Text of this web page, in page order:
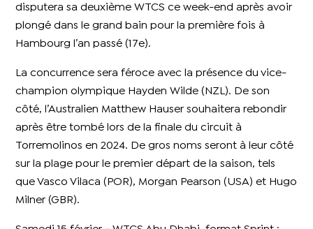
disputera sa deuxième WTCS ce week-end après avoir
plongé dans le grand bain pour la première fois à
Hambourg l’an passé (17e).
La concurrence sera féroce avec la présence du vice-
champion olympique Hayden Wilde (NZL). De son
côté, l’Australien Matthew Hauser souhaitera rebondir
après être tombé lors de la finale du circuit à
Torremolinos en 2024. De gros noms seront à leur côté
sur la plage pour le premier départ de la saison, tels
que Vasco Vilaca (POR), Morgan Pearson (USA) et Hugo
Milner (GBR).